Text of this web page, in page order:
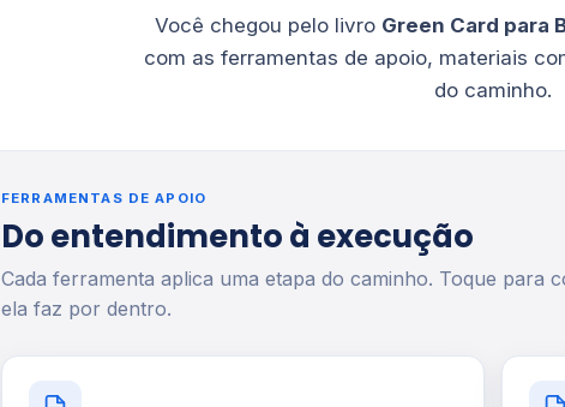
Você chegou pelo livro Green Card para
com as ferramentas de apoio, materiais
do caminho.
FERRAMENTAS DE APOIO
Do entendimento à execução
Cada ferramenta aplica uma etapa do caminho. Toque para
ela faz por dentro.